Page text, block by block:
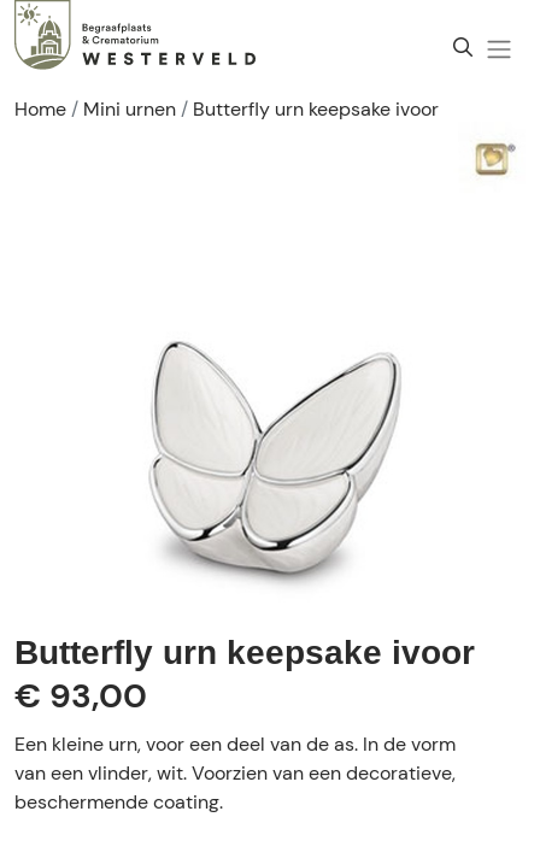
Home Mini urnen Butterfly urn keepsake ivoor
Butterfly urn keepsake ivoor
€ 93,00
Een kleine urn, voor een deel van de as. In de vorm
van een vlinder, wit. Voorzien van een decoratieve,
beschermende coating.